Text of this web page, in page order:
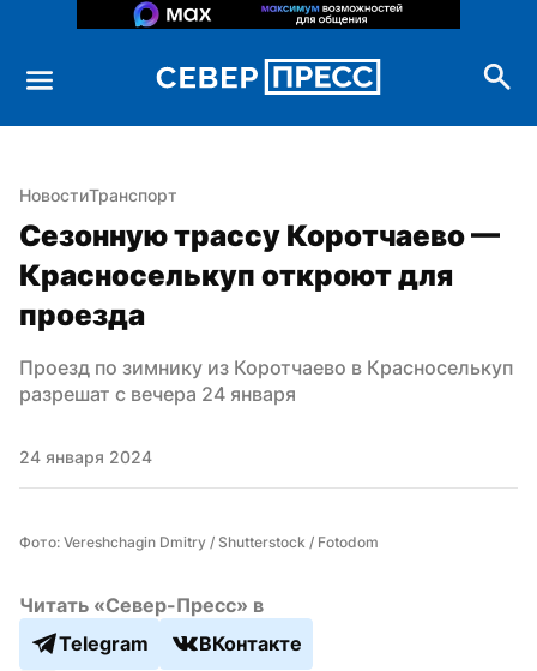
НовостиТранспорт
Сезонную трассу Коротчаево —
Красноселькуп откроют для
проезда
Проезд по зимнику из Коротчаево в Красноселькуп
разрешат с вечера 24 января
24 января 2024
Фото: Vereshchagin Dmitry / Shutterstock / Fotodom
Читать «Север-Пресс» в
Telegram
ВКонтакте